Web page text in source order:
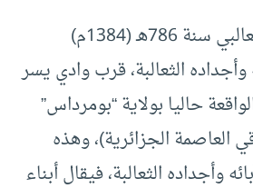
وُلِدَ عبد الرحمان الثعالبي سنة 786هـ (1384م)
وأجداده الثعالبة، قرب وادي يسر
حاليا بولاية “بومرداس”
العاصمة الجزائرية)، وهذه
وأجداده الثعالبة، فيقال أبناء